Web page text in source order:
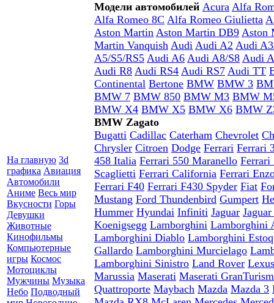
На главную 3d
графика Авиация
Автомобили
Аниме Весь мир
Вкусности Горы
Девушки
Животные
Кинофильмы
Компьютерные
игры Космос
Мотоциклы
Мужчины Музыка
Небо Подводный
Модели автомобилей Acura Alfa
Alfa Romeo 8C Alfa Romeo Giulietta
Aston Martin Aston Martin DB9 Aston
Martin Vanquish Audi Audi A2 Audi
A5/S5/RS5 Audi A6 Audi A8/S8 Audi
Audi R8 Audi RS4 Audi RS7 Audi TT
Continental Bertone BMW BMW 3
BMW 7 BMW 850 BMW M3 BMW
BMW X4 BMW X5 BMW X6 BMW
BMW Zagato
Bugatti Cadillac Caterham Chevrolet
Chrysler Citroen Dodge Ferrari Ferrari
458 Italia Ferrari 550 Maranello Ferrari
Scaglietti Ferrari California Ferrari
Ferrari F40 Ferrari F430 Spyder Fiat
Mustang Ford Thundenbird Gumpert
Hummer Hyundai Infiniti Jaguar
Koenigsegg Lamborghini Lamborghini
Lamborghini Diablo Lamborghini
Gallardo Lamborghini Murcielago
Lamborghini Sinistro Land Rover Lexus
Marussia Maserati Maserati
Quattroporte Maybach Mazda Mazda 3